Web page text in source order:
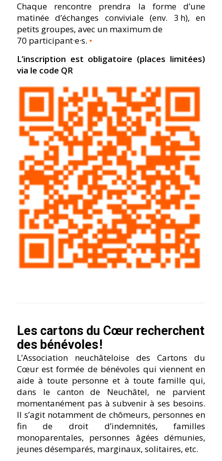
Chaque rencontre prendra la forme d’une
matinée d’échanges conviviale (env. 3 h), en
petits groupes, avec un maximum de
70 participant·e·s. •
L’inscription est obligatoire (places limitées)
via le code QR
Les cartons du Cœur recherchent
des bénévoles !
L’Association neuchâteloise des Cartons du
Cœur est formée de bénévoles qui viennent en
aide à toute personne et à toute famille qui,
dans le canton de Neuchâtel, ne parvient
momentanément pas à subvenir à ses besoins.
Il s’agit notamment de chômeurs, personnes en
fin de droit d’indemnités, familles
monoparentales, personnes âgées démunies,
jeunes désemparés, marginaux, solitaires, etc.